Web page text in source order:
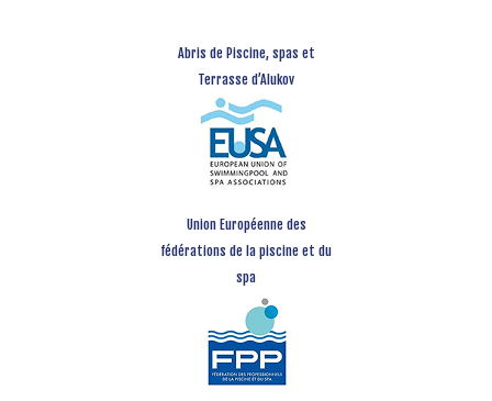
Abris de Piscine, spas et
Terrasse d’Alukov
Union Européenne des
fédérations de la piscine et du
spa